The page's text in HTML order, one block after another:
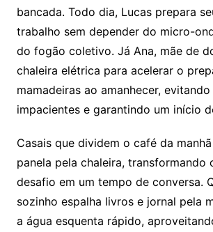
bancada. Todo dia, Lucas prepara
trabalho sem depender do micro-
do fogão coletivo. Já Ana, mãe de
chaleira elétrica para acelerar o
mamadeiras ao amanhecer,
impacientes e garantindo um início
Casais que dividem o café da
panela pela chaleira, transformando
desafio em um tempo de conversa.
sozinho espalha livros e jornal pela
a água esquenta rápido,